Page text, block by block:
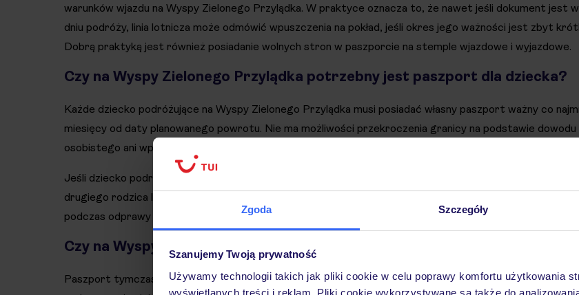
Zgoda Szczegóły
Szanujemy Twoją prywatność
Używamy technologii takich jak pliki cookie w celu poprawy komfortu użytkowania
wyświetlanych treści i reklam. Pliki cookie wykorzystywane są także do
warunków wjazdu na Wyspy Zielonego Przylądka. W praktyce oznacza to, że nawet jeśli dokument jest
dniu podróży, linia lotnicza może odmówić wpuszczenia na pokład, jeśli okres jego ważności jest zbyt
Dobrą praktyką jest również posiadanie wolnych stron w paszporcie na stemple wjazdowe i wyjazdowe.
Czy na Wyspy Zielonego Przylądka potrzebny jest paszport dla dziecka?
Każde dziecko podróżujące na Wyspy Zielonego Przylądka musi posiadać własny paszport ważny co
miesięcy od daty planowanego powrotu. Nie ma możliwości przekroczenia granicy na podstawie dowodu
osobistego ani wpisu dziecka w paszporcie rodzica.
Jeśli dziecko podróżuje tylko z jednym opiekunem albo z osobą trzecią, warto mieć przy sobie pisemną
drugiego rodzica lub opiekuna prawnego. Nie zawsze jest ona kontrolowana, ale może zostać sprawdzona
podczas odprawy lub kontroli granicznej.
Czy na Wyspy Zielonego Przylądka potrzebny jest paszport tymczasowy?
Paszport tymczasowy jest akceptowany podczas podróży na Wyspy Zielonego Przylądka, jednak musi